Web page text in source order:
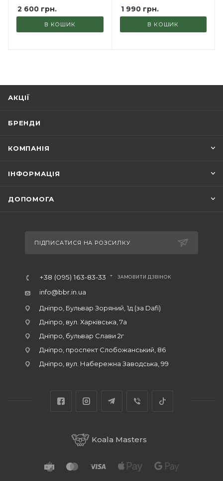
2 600 грн.
В КОШИК
1 990грн.
В КОШИК
АКЦІЇ
БРЕНДИ
КОМПАНІЯ
ІНФОРМАЦІЯ
ДОПОМОГА
ПІДПИСАТИСЯ НА РОЗСИЛКУ
+38 (095) 163-83-33 ЗАМОВИТИ ДЗВІНОК
info@bbr.in.ua
Дніпро, Бульвар Зоряний, 1д (за Dafi)
Дніпро, вул. Харківська, 7а
Дніпро, бульвар Слави 2г
Дніпро, проспект Слобожанський, 86
Дніпро, вул. Набережна Заводська, 99
Koala Masters